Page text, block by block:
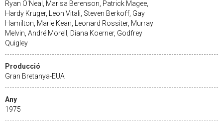
Ryan O'Neal, Marisa Berenson, Patrick Magee,
Hardy Kruger, Leon Vitali, Steven Berkoff, Gay
Hamilton, Marie Kean, Leonard Rossiter, Murray
Melvin, André Morell, Diana Koerner, Godfrey
Quigley
Producció
Gran Bretanya-EUA
Any
1975